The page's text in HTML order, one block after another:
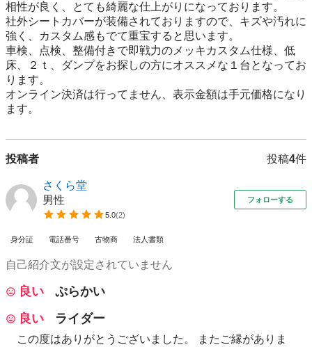
相性が良く、とても綺麗な仕上がりになっております。
社外シートカバーが装備されておりますので、キズや汚れに
強く、カスタム感もでて重宝すると思います。
車検、点検、整備付きで即戦力のメッキカスタム仕様、低
床、２ｔ、ダンプをお探しの方にオススメな１台となってお
ります。
オンライン決済は行ってません、表示金額は手元価格になり
投稿者 投稿4件
さくら堂
男性
5.0(2)
フォローする
身分証 電話番号 古物商 法人書類
自己紹介文が設定されていません
良い
ぷらかい
良い
ライダー
この度はありがとうございました。 またご縁がありま